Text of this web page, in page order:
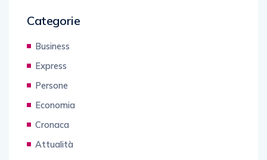
Categorie
Business
Express
Persone
Economia
Cronaca
Attualità